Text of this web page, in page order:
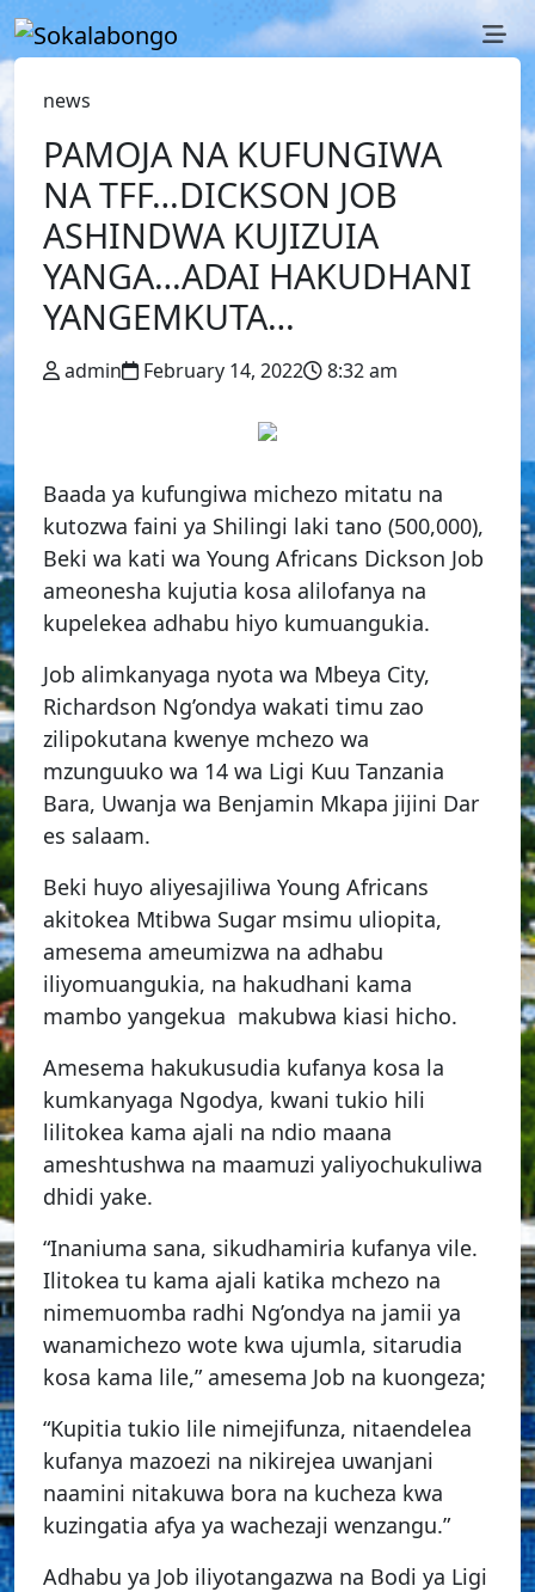
news
PAMOJA NA KUFUNGIWA
NA TFF…DICKSON JOB
ASHINDWA KUJIZUIA
YANGA…ADAI HAKUDHANI
YANGEMKUTA…
admin February 14, 2022 8:32 am
Baada ya kufungiwa michezo mitatu na
kutozwa faini ya Shilingi laki tano (500,000),
Beki wa kati wa Young Africans Dickson Job
ameonesha kujutia kosa alilofanya na
kupelekea adhabu hiyo kumuangukia.
Job alimkanyaga nyota wa Mbeya City,
Richardson Ng’ondya wakati timu zao
zilipokutana kwenye mchezo wa
mzunguuko wa 14 wa Ligi Kuu Tanzania
Bara, Uwanja wa Benjamin Mkapa jijini Dar
es salaam.
Beki huyo aliyesajiliwa Young Africans
akitokea Mtibwa Sugar msimu uliopita,
amesema ameumizwa na adhabu
iliyomuangukia, na hakudhani kama
mambo yangekua makubwa kiasi hicho.
Amesema hakukusudia kufanya kosa la
kumkanyaga Ngodya, kwani tukio hili
lilitokea kama ajali na ndio maana
ameshtushwa na maamuzi yaliyochukuliwa
dhidi yake.
“Inaniuma sana, sikudhamiria kufanya vile.
Ilitokea tu kama ajali katika mchezo na
nimemuomba radhi Ng’ondya na jamii ya
wanamichezo wote kwa ujumla, sitarudia
kosa kama lile,” amesema Job na kuongeza;
“Kupitia tukio lile nimejifunza, nitaendelea
kufanya mazoezi na nikirejea uwanjani
naamini nitakuwa bora na kucheza kwa
kuzingatia afya ya wachezaji wenzangu.”
Adhabu ya Job iliyotangazwa na Bodi ya Ligi